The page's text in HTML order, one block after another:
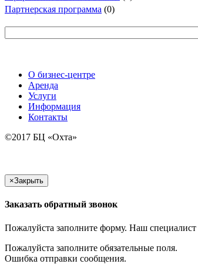
Партнерская программа (0)
О бизнес-центре
Аренда
Услуги
Информация
Контакты
©2017 БЦ «Охта»
×Закрыть
Заказать обратный звонок
Пожалуйста заполните форму. Наш
Пожалуйста заполните обязательные поля.
Ошибка отправки сообщения.